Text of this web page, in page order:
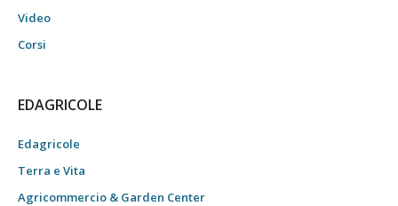
Video
Corsi
EDAGRICOLE
Edagricole
Terra e Vita
Agricommercio & Garden Center